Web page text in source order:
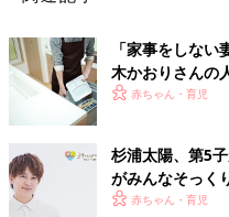
呼ぶのもあかんし、なんやね
経験してわかったんです。
か、やっと寝たのに、すぐに
か…。やっぱり何事も経験し
撮影／花盛友里 スタイリ
美
「家事をしな
木かおりさんの
赤ちゃん・育児
杉浦太陽、第5
がみんなそっく
赤ちゃん・育児